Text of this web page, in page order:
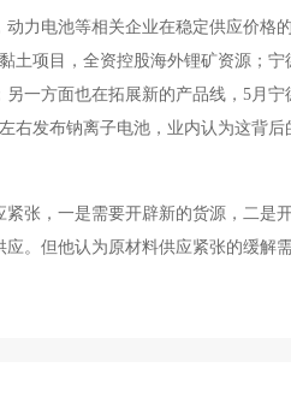
动力电池等相关企业在稳定供应价格的同
项目，全资控股海外锂矿资源
另一方面也在拓展新的产品线，5月
右发布钠离子电池，业内认为这
张，一是需要开辟新的货源，二
。但他认为原材料供应紧张的缓解